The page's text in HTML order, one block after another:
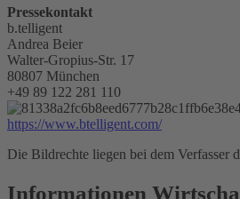
Pressekontakt
b.telligent
Andrea Beier
Walter-Gropius-Str. 17
80807 München
+49 89 122 281 110
https://www.btelligent.com/
Die Bildrechte liegen bei dem Verfasser
Informationen